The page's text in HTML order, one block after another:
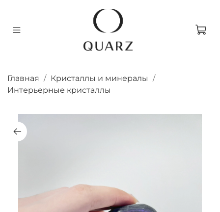
Главная
Кристаллы и минералы
Интерьерные кристаллы